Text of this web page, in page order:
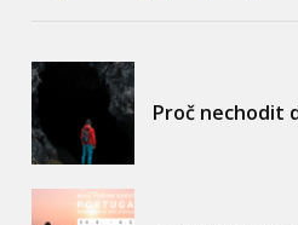
Proč nechodit